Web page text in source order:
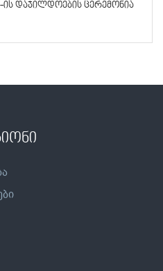
ის დაჯილდოების ცერემონია